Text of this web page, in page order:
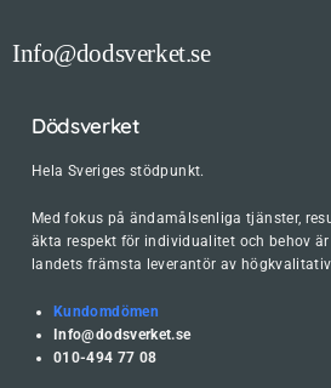
Info@dodsverket.se
Dödsverket
Hela Sveriges stödpunkt.
Med fokus på ändamålsenliga tjänster,
äkta respekt för individualitet och behov
landets främsta leverantör av högkvalitativ
Kundomdömen
Info@dodsverket.se
010-494 77 08